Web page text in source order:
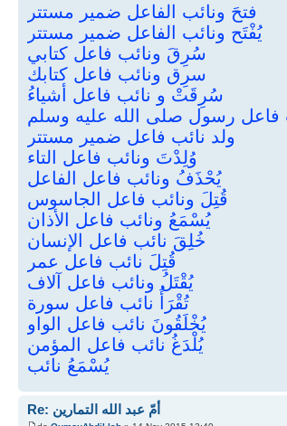
فتحَ ونائب الفاعل ضمير مستتر
يُفْتَح ونائب الفاعل ضمير مستتر
سُرِقَ ونائب فاعل كتابي
سرِق ونائب فاعل كتابك
سُرِقَتْ و نائب فاعل أشياءُ
فاعل رسول صلى الله عليه وسلم
ولد نائب فاعل ضمير مستتر
وُلِدْتَ ونائب فاعل التاء
يُحْذَفُ ونائب فاعل الفاعل
قُتِلَ ونائب فاعل الجاسوس
يُسْمَعُ ونائب فاعل الأذان
خُلِقَ نائب فاعل الإنسان
قُتِلَ نائب فاعل عمر
يُقْتَلُ ونائب فاعل آلاف
تُقْرَأُ نائب فاعل سورة
يُخْلَقُونَ نائب فاعل الواو
يُلْدَغُ نائب فاعل المؤمن
يُسْمَعُ نائب
Re: أمّ عبد الله التمارين